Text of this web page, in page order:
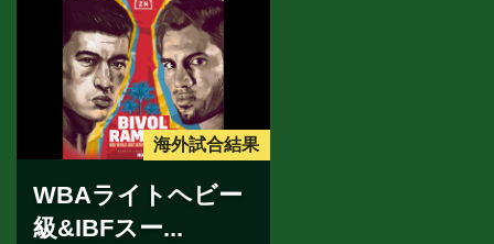
海外試合結果
WBAライトヘビー
級&IBFスー...